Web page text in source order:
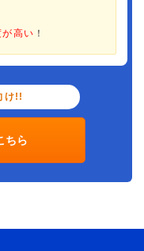
が高い ！
け!!
ちら